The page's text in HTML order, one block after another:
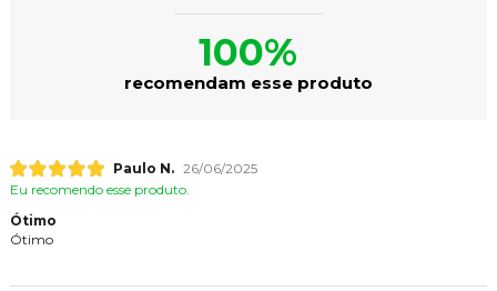
100%
recomendam esse produto
Paulo N. 26/06/2025
Eu recomendo esse produto.
Ótimo
Ótimo